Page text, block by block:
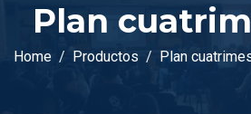
Plan
Home Productos Plan